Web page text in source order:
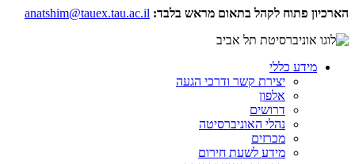
הארכיון פתוח לקהל בתאום מראש בלבד: anatshim@tauex.tau.ac.il
מידע כללי
יצירת קשר ודרכי הגעה
אלפון
דרושים
נהלי האוניברסיטה
מכרזים
מידע לשעת חירום